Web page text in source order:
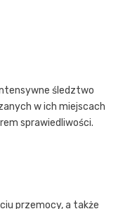
śledztwo
w ich miejscach
sprawiedliwości.
przemocy, a także